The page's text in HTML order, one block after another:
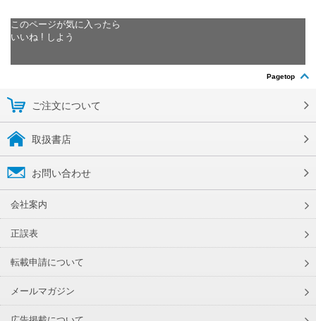
このページが気に入ったら
いいね ! しよう
Pagetop
ご注文について
取扱書店
お問い合わせ
会社案内
正誤表
転載申請について
メールマガジン